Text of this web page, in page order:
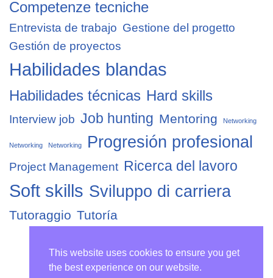
Competenze tecniche
Entrevista de trabajo Gestione del progetto
Gestión de proyectos
Habilidades blandas
Habilidades técnicas Hard skills
Interview job Job hunting Mentoring Networking
Networking Networking Progresión profesional
Project Management Ricerca del lavoro
Soft skills Sviluppo di carriera
Tutoraggio Tutoría
This website uses cookies to ensure you get
the best experience on our website.